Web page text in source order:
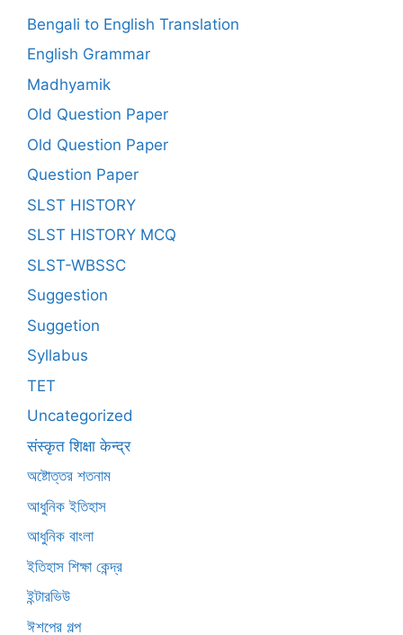
Bengali to English Translation
English Grammar
Madhyamik
Old Question Paper
Old Question Paper
Question Paper
SLST HISTORY
SLST HISTORY MCQ
SLST-WBSSC
Suggestion
Suggetion
Syllabus
TET
Uncategorized
संस्कृत शिक्षा केन्द्र
অষ্টোত্তর শতনাম
আধুনিক ইতিহাস
আধুনিক বাংলা
ইতিহাস শিক্ষা কেন্দ্র
ইন্টারভিউ
ঈশপের গল্প